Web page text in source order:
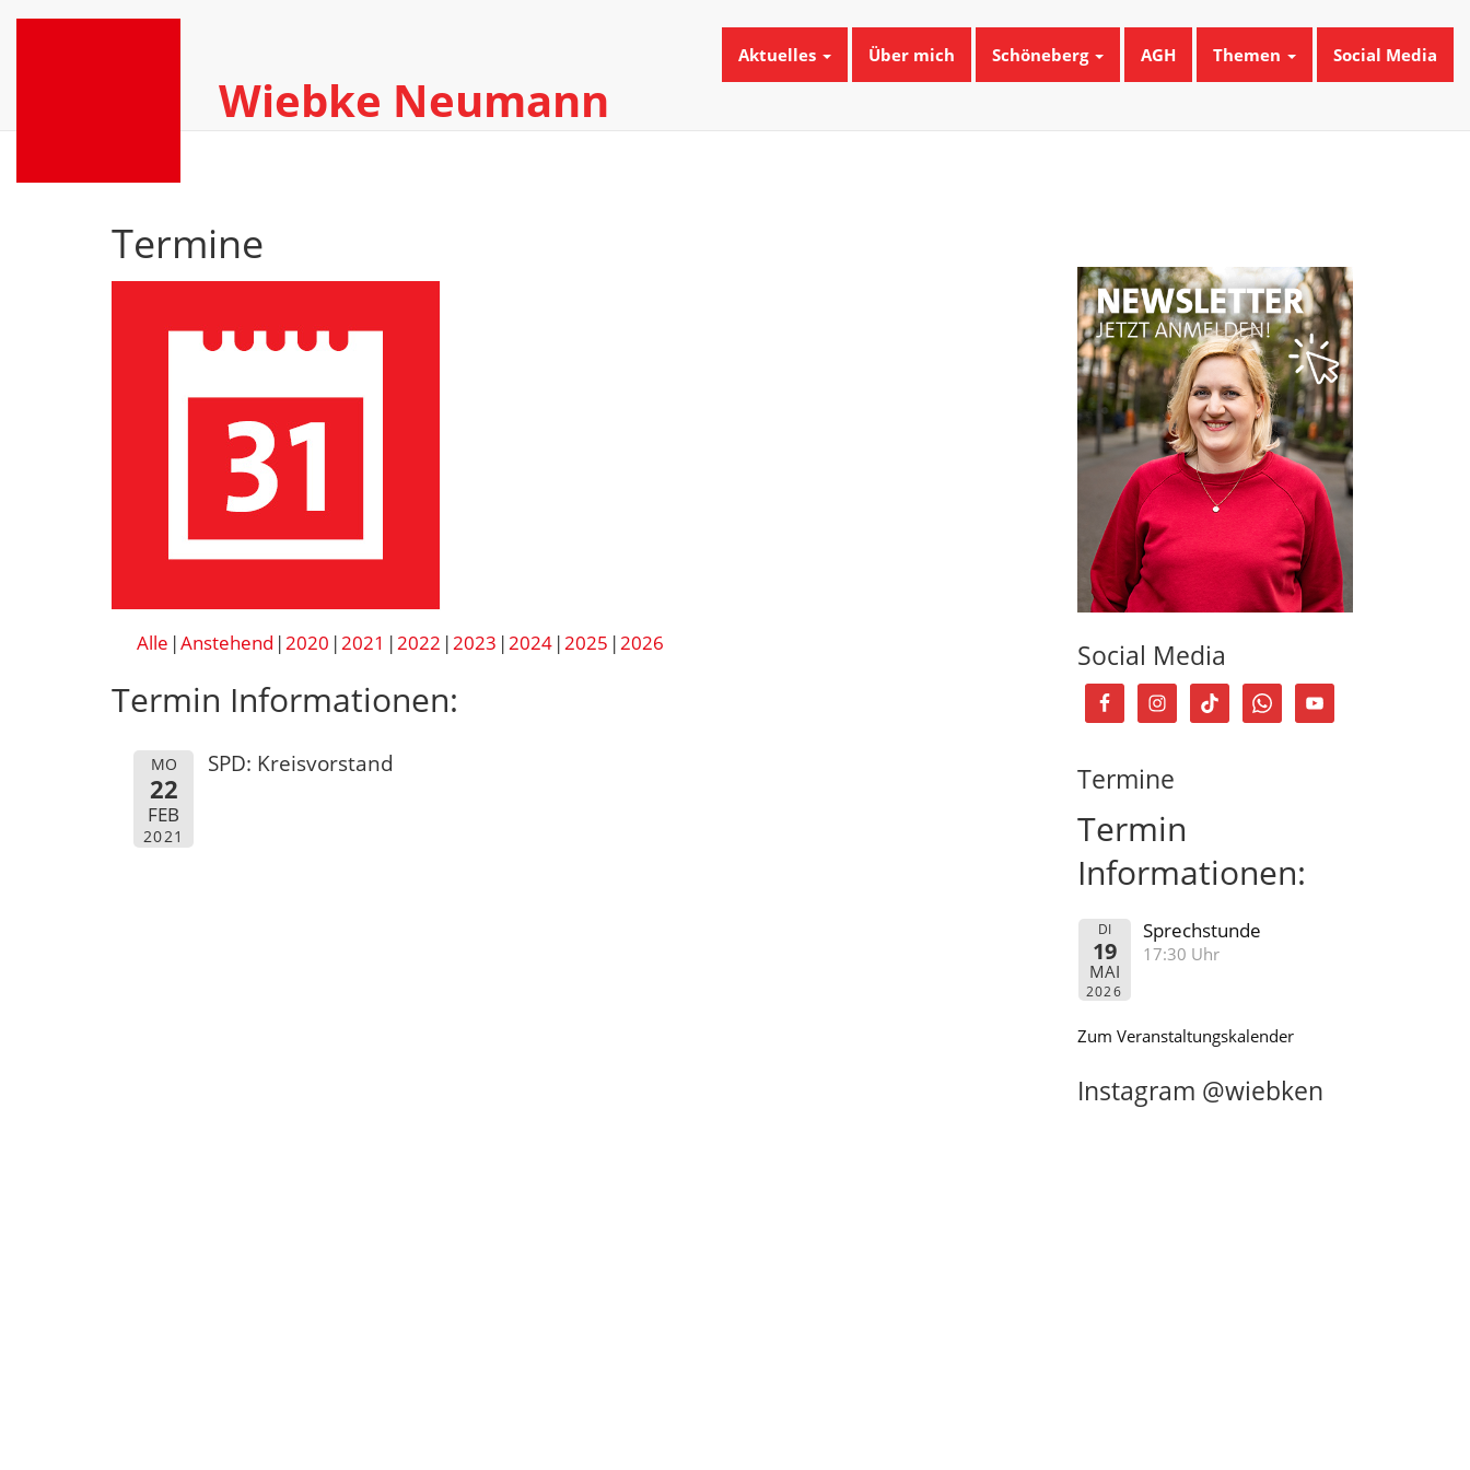
Wiebke Neumann
Aktuelles Über mich Schöneberg AGH Themen Social Media
Termine
Alle Anstehend 2020 2021 2022 2023 2024 2025 2026
Termin Informationen:
MO
22
FEB
2021
SPD: Kreisvorstand
Social Media
Termine
Termin
Informationen:
DI
19
MAI
2026
Sprechstunde
17:30 Uhr
Zum Veranstaltungskalender
Instagram @wiebken